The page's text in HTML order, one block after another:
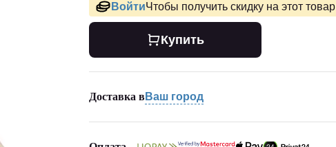
ВойтиЧтобы получить скидку на этот товар
Купить
Доставка в Ваш город